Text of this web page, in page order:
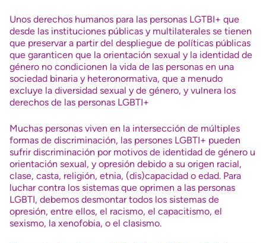
Unos derechos humanos para las personas LGTBI+ que
desde las instituciones públicas y multilaterales se tienen
que preservar a partir del despliegue de políticas públicas
que garanticen que la orientación sexual y la identidad de
género no condicionen la vida de las personas en una
sociedad binaria y heteronormativa, que a menudo
excluye la diversidad sexual y de género, y vulnera los
derechos de las personas LGBTI+
Muchas personas viven en la intersección de múltiples
formas de discriminación, las persones LGBTI+ pueden
sufrir discriminación por motivos de identidad de género u
orientación sexual, y opresión debido a su origen racial,
clase, casta, religión, etnia, (dis)capacidad o edad. Para
luchar contra los sistemas que oprimen a las personas
LGBTI, debemos desmontar todos los sistemas de
opresión, entre ellos, el racismo, el capacitismo, el
sexismo, la xenofobia, o el clasismo.